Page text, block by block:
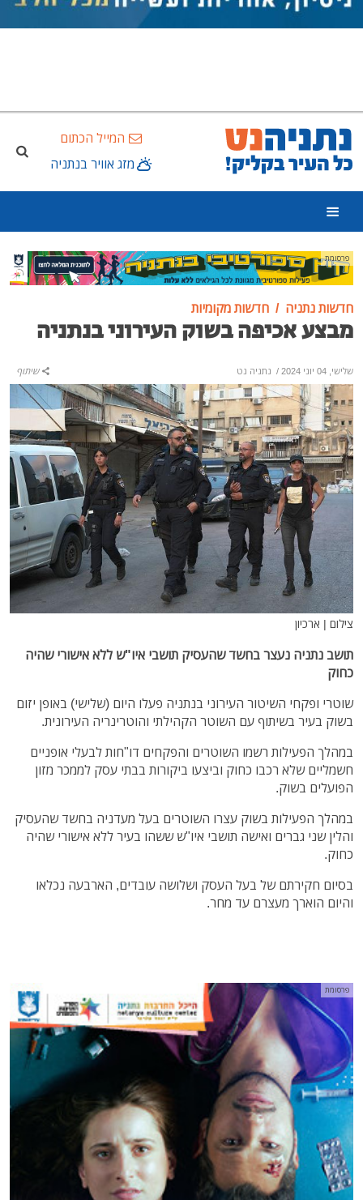
המייל הכתום
מזג אוויר בנתניה
פרסומת
חדשות נתניה חדשות מקומיות
מבצע אכיפה בשוק העירוני בנתניה
שלישי, 04 יוני 2024 / נתניה נט שיתוף
צילום | ארכיון
תושב נתניה נעצר בחשד שהעסיק תושבי איו"ש ללא אישורי שהיה
כחוק
שוטרי ופקחי השיטור העירוני בנתניה פעלו היום (שלישי) באופן יזום
בשוק בעיר בשיתוף עם השוטר הקהילתי והוטרינריה העירונית.
במהלך הפעילות רשמו השוטרים והפקחים דו"חות לבעלי אופניים
חשמליים שלא רכבו כחוק וביצעו ביקורות בבתי עסק לממכר מזון
הפועלים בשוק.
במהלך הפעילות בשוק עצרו השוטרים בעל מעדניה בחשד שהעסיק
והלין שני גברים ואישה תושבי איו"ש ששהו בעיר ללא אישורי שהיה
כחוק.
בסיום חקירתם של בעל העסק ושלושה עובדים, הארבעה נכלאו
והיום הוארך מעצרם עד מחר.
פרסומת